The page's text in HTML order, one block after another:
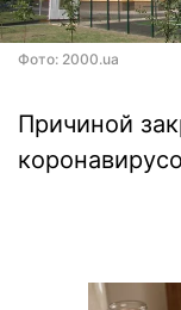
Фото: 2000.ua
Причиной